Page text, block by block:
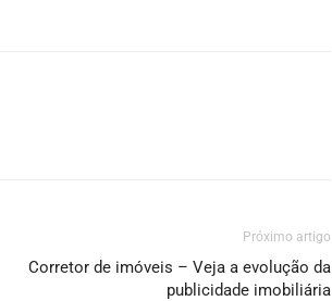
Próximo artigo
Corretor de imóveis – Veja a evolução da
publicidade imobiliária